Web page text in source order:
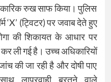
रुख साफ किया। पुलिस
‘X’ (ट्विटर) पर जवाब देते हुए
की शिकायत के आधार पर
ली गई है। उच्च अधिकारियों
की जा रही है और दोषी पाए
लापरवाही बरतने वाले